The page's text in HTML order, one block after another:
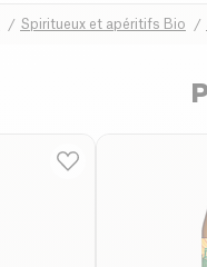
Spiritueux et apéritifs Bio